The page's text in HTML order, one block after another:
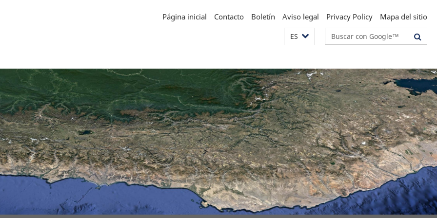
Página inicial Contacto Boletín Aviso legal Privacy Policy Mapa del sitio
ES Suchbegriffe